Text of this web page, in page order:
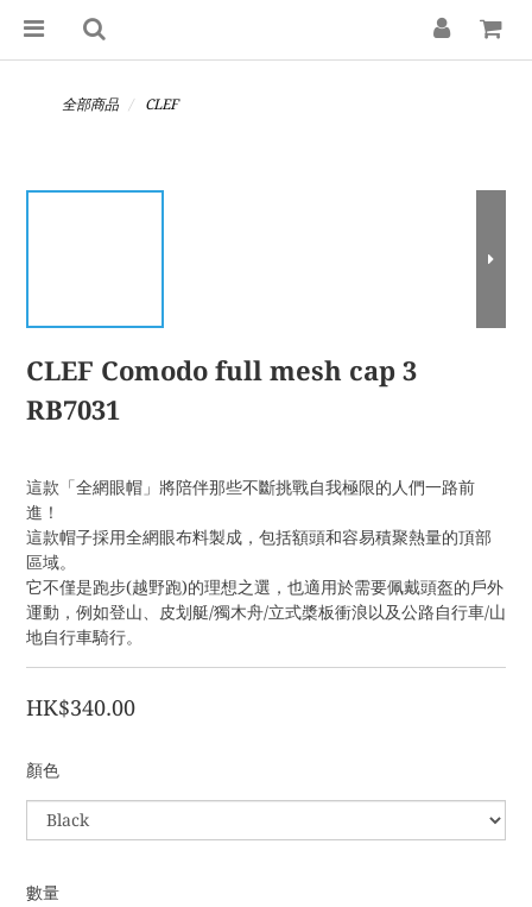
全部商品 CLEF
CLEF Comodo full mesh cap 3
RB7031
這款「全網眼帽」將陪伴那些不斷挑戰自我極限的人們一路前
進！
這款帽子採用全網眼布料製成，包括額頭和容易積聚熱量的頂部
區域。
它不僅是跑步(越野跑)的理想之選，也適用於需要佩戴頭盔的戶外
運動，例如登山、皮划艇/獨木舟/立式槳板衝浪以及公路自行車/山
地自行車騎行。
HK$340.00
顏色
數量